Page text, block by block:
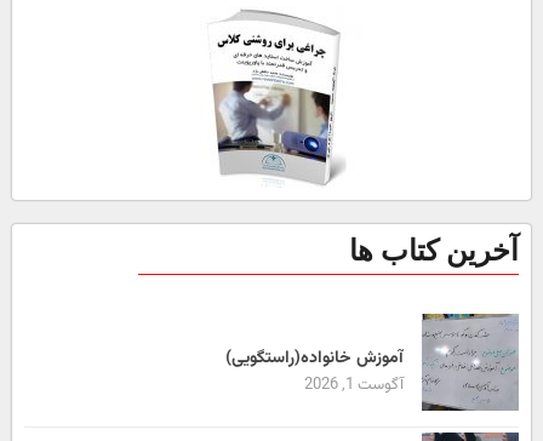
آخرین کتاب ها
آموزش خانواده(راستگویی)
آگوست 1, 2026